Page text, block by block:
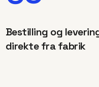
Bestilling og
direkte fra fabrik